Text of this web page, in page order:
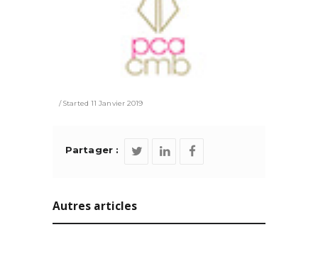
Started 11 Janvier 2019
Partager :
Autres articles